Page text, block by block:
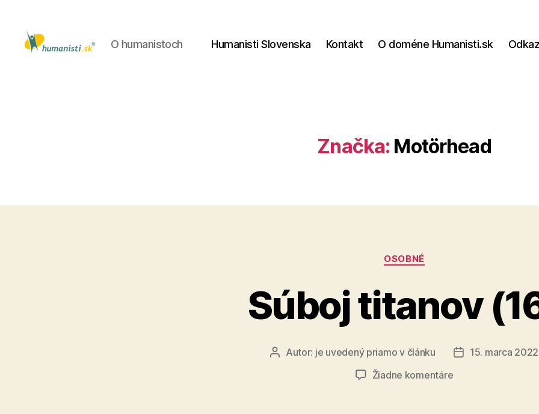
O humanistoch Humanisti Slovenska Kontakt O doméne Humanisti.sk
Značka: Motörhead
Kategórie
OSOBNÉ
Súboj titanov
AutorAutor: je uvedený priamo v článku
Dátum
15. marca 2022
Žiadne komentárena